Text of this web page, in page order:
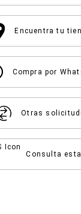
Encuentra tu
Compra por
Otras
Consulta